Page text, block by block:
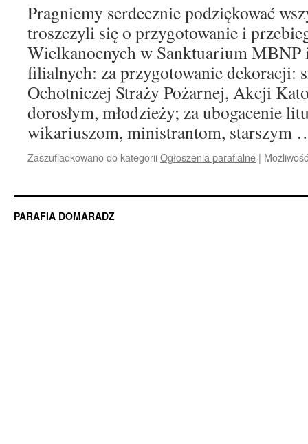
Pragniemy serdecznie podziękować
troszczyli się o przygotowanie i
Wielkanocnych w Sanktuarium MBNP
filialnych: za przygotowanie dekoracji:
Ochotniczej Straży Pożarnej, Akcji
dorosłym, młodzieży; za ubogacenie
wikariuszom, ministrantom,
Zaszufladkowano do kategoriiOgłoszenia parafialne |
PARAFIA DOMARADZ